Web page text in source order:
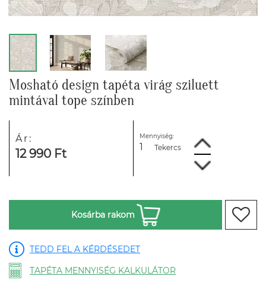
Mosható design tapéta virág sziluett
mintával tope színben
Ár:
12 990 Ft
Mennyiség:
Tekercs
Kosárba rakom
TEDD FEL A KÉRDÉSEDET
TAPÉTA MENNYISÉG KALKULÁTOR